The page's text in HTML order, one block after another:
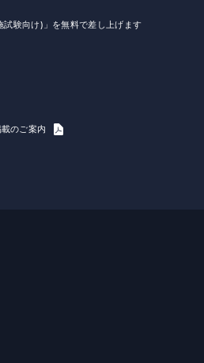
験向け)」を無料で差し上げます
のご案内